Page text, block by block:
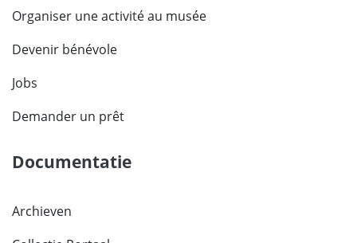
Organiser une activité au musée
Devenir bénévole
Jobs
Demander un prêt
Documentatie
Archieven